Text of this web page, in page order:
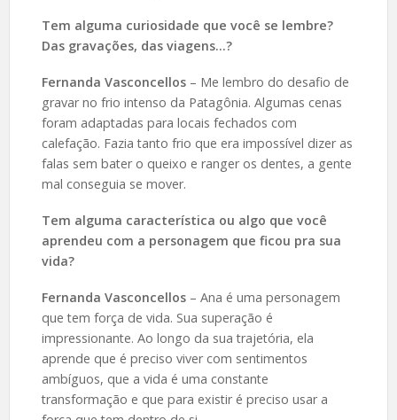
Tem alguma curiosidade que você se lembre?
Das gravações, das viagens…?
Fernanda Vasconcellos– Me lembro do desafio de
gravar no frio intenso da Patagônia. Algumas cenas
foram adaptadas para locais fechados com
calefação. Fazia tanto frio que era impossível dizer as
falas sem bater o queixo e ranger os dentes, a gente
mal conseguia se mover.
Tem alguma característica ou algo que você
aprendeu com a personagem que ficou pra sua
vida?
Fernanda Vasconcellos– Ana é uma personagem
que tem força de vida. Sua superação é
impressionante. Ao longo da sua trajetória, ela
aprende que é preciso viver com sentimentos
ambíguos, que a vida é uma constante
transformação e que para existir é preciso usar a